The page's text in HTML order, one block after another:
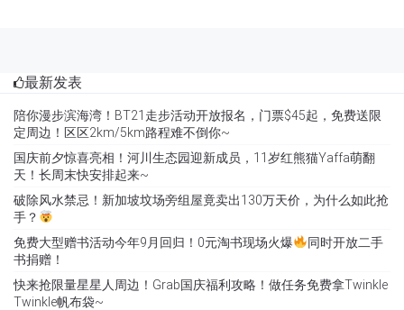
最新发表
陪你漫步滨海湾！BT21走步活动开放报名，门票$45起，免费送限
定周边！区区2km/5km路程难不倒你~
国庆前夕惊喜亮相！河川生态园迎新成员，11岁红熊猫Yaffa萌翻
天！长周末快安排起来~
破除风水禁忌！新加坡坟场旁组屋竟卖出130万天价，为什么如此抢
手？
免费大型赠书活动今年9月回归！0元淘书现场火爆
同时开放二手
书捐赠！
快来抢限量星星人周边！Grab国庆福利攻略！做任务免费拿Twinkle
Twinkle帆布袋~